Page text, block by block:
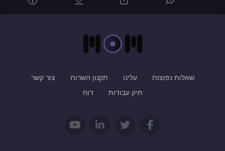
שאלות נפוצות עלינו תקנון השרות
צור קשר
תיק עבודות
דוח